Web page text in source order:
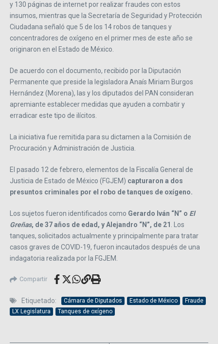
y 130 páginas de internet por realizar fraudes con estos
insumos, mientras que la Secretaría de Seguridad y Protección
Ciudadana señaló que 5 de los 14 robos de tanques y
concentradores de oxígeno en el primer mes de este año se
originaron en el Estado de México.
De acuerdo con el documento, recibido por la Diputación
Permanente que preside la legisladora Anaís Miriam Burgos
Hernández (Morena), las y los diputados del PAN consideran
apremiante establecer medidas que ayuden a combatir y
erradicar este tipo de ilícitos.
La iniciativa fue remitida para su dictamen a la Comisión de
Procuración y Administración de Justicia.
El pasado 12 de febrero, elementos de la Fiscalía General de
Justicia de Estado de México (FGJEM) capturaron a dos
presuntos criminales por el robo de tanques de oxígeno.
Los sujetos fueron identificados como Gerardo Iván “N” o El
Greñas, de 37 años de edad, y Alejandro “N”, de 21
. Los
tanques, solicitados actualmente y principalmente para tratar
casos graves de COVID-19, fueron incautados después de una
indagatoria realizada por la FGJEM.
Compartir
Etiquetado: Cámara de Diputados Estado de México
Fraude
LX Legislatura
Tanques de oxígeno